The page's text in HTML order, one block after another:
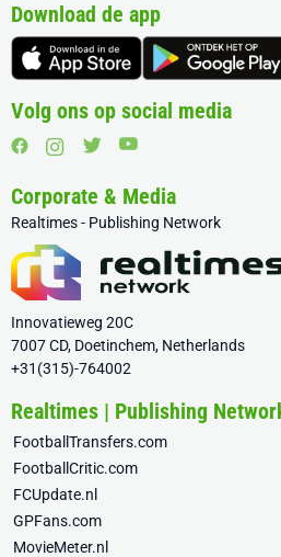
Download de app
Volg ons op social media
Corporate & Media
Realtimes - Publishing Network
Innovatieweg 20C
7007 CD, Doetinchem, Netherlands
+31(315)-764002
Realtimes | Publishing
FootballTransfers.com
FootballCritic.com
FCUpdate.nl
GPFans.com
MovieMeter.nl